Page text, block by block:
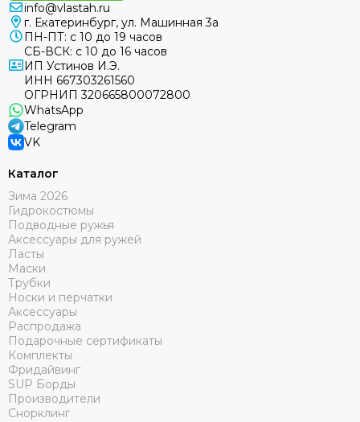
info@vlastah.ru
г. Екатеринбург, ул. Машинная 3а
ПН-ПТ: с 10 до 19 часов
СБ-ВСК: с 10 до 16 часов
ИП Устинов И.Э.
ИНН 667303261560
ОГРНИП 320665800072800
WhatsApp
Telegram
VK
Каталог
Зима 2026
Гидрокостюмы
Подводные ружья
Аксессуары для ружей
Ласты
Маски
Трубки
Носки и перчатки
Аксессуары
Распродажа
Подарочные сертификаты
Комплекты
Фридайвинг
SUP Борды
Производители
Снорклинг